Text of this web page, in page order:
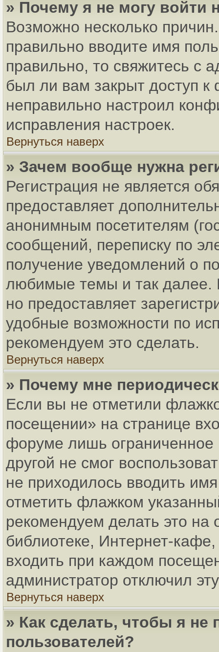
» Почему я не могу войти
Возможно несколько
правильно вводите имя
правильно, то свяжитесь с
был ли вам закрыт доступ
неправильно настроил
исправления настроек.
Вернуться наверх
» Зачем вообще нужна
Регистрация не является
предоставляет
анонимным посетителям
сообщений, переписку по
получение уведомлений о
любимые темы и так далее.
но предоставляет
удобные возможности по
рекомендуем это сделать.
Вернуться наверх
» Почему мне
Если вы не отметили
посещении» на странице
форуме лишь ограниченное
другой не смог
не приходилось вводить
отметить флажком
рекомендуем делать это
библиотеке, Интернет-
входить при каждом
администратор отключил
Вернуться наверх
» Как сделать, чтобы я не
пользователей?